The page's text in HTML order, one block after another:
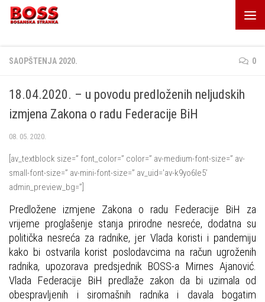
Skip to content
SAOPŠTENJA 2020. 0
18.04.2020. – u povodu predloženih neljudskih
izmjena Zakona o radu Federacije BiH
08. 05. 2020.
[av_textblock size=” font_color=” color=” av-medium-font-size=” av-
small-font-size=” av-mini-font-size=” av_uid='av-k9yo6le5’
admin_preview_bg=”]
Predložene izmjene Zakona o radu Federacije BiH za
vrijeme proglašenje stanja prirodne nesreće, dodatna su
politička nesreća za radnike, jer Vlada koristi i pandemiju
kako bi ostvarila korist poslodavcima na račun ugroženih
radnika, upozorava predsjednik BOSS-a Mirnes Ajanović.
Vlada Federacije BiH predlaže zakon da bi uzimala od
obespravljenih i siromašnih radnika i davala bogatim